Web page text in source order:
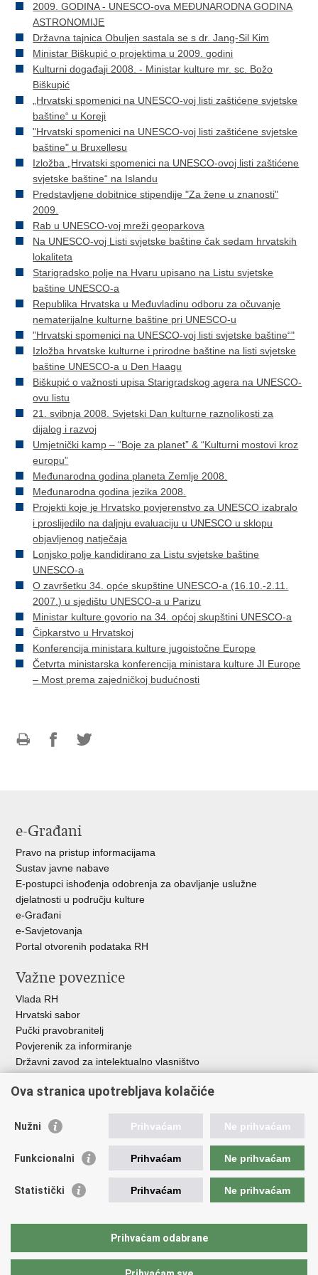
2009. GODINA - UNESCO-ova MEĐUNARODNA GODINA
ASTRONOMIJE
Državna tajnica Obuljen sastala se s dr. Jang-Sil Kim
Ministar Biškupić o projektima u 2009. godini
Kulturni događaji 2008. - Ministar kulture mr. sc. Božo
Biškupić
„Hrvatski spomenici na UNESCO-voj listi zaštićene svjetske
baštine“ u Koreji
"Hrvatski spomenici na UNESCO-voj listi zaštićene svjetske
baštine" u Bruxellesu
Izložba „Hrvatski spomenici na UNESCO-ovoj listi zaštićene
svjetske baštine“ na Islandu
Predstavljene dobitnice stipendije "Za žene u znanosti"
2009.
Rab u UNESCO-voj mreži geoparkova
Na UNESCO-voj Listi svjetske baštine čak sedam hrvatskih
lokaliteta
Starigradsko polje na Hvaru upisano na Listu svjetske
baštine UNESCO-a
Republika Hrvatska u Međuvladinu odboru za očuvanje
nematerijalne kulturne baštine pri UNESCO-u
"Hrvatski spomenici na UNESCO-voj listi svjetske baštine“"
Izložba hrvatske kulturne i prirodne baštine na listi svjetske
baštine UNESCO-a u Den Haagu
Biškupić o važnosti upisa Starigradskog agera na UNESCO-
ovu listu
21. svibnja 2008. Svjetski Dan kulturne raznolikosti za
dijalog i razvoj
Umjetnički kamp – “Boje za planet” & “Kulturni mostovi kroz
europu”
Međunarodna godina planeta Zemlje 2008.
Međunarodna godina jezika 2008.
Projekti koje je Hrvatsko povjerenstvo za UNESCO izabralo
i proslijedilo na daljnju evaluaciju u UNESCO u sklopu
objavljenog natječaja
Lonjsko polje kandidirano za Listu svjetske baštine
UNESCO-a
O završetku 34. opće skupštine UNESCO-a (16.10.-2.11.
2007.) u sjedištu UNESCO-a u Parizu
Ministar kulture govorio na 34. općoj skupštini UNESCO-a
Čipkarstvo u Hrvatskoj
Konferencija ministara kulture jugoistočne Europe
Četvrta ministarska konferencija ministara kulture JI Europe
– Most prema zajedničkoj budućnosti
e-Građani
Pravo na pristup informacijama
Sustav javne nabave
E-postupci ishođenja odobrenja za obavljanje uslužne
djelatnosti u području kulture
e-Građani
e-Savjetovanja
Portal otvorenih podataka RH
Važne poveznice
Vlada RH
Hrvatski sabor
Pučki pravobranitelj
Povjerenik za informiranje
Državni zavod za intelektualno vlasništvo
HAKOM
Ostale poveznice
Hrvatski audiovizualni centar
Creative Europe
EU National Institutes for Culture
Međunarodni centar za podvodnu arheologiju u Zadru (MCPA)
Ova stranica upotrebljava kolačiće
Nužni Prihvaćam Ne prihvaćam
Funkcionalni Prihvaćam Ne prihvaćam
Statistički Prihvaćam Ne prihvaćam
Prihvaćam odabrane